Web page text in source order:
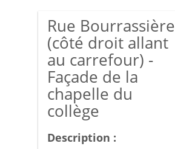
Rue Bourrassière
(côté droit allant
au carrefour) -
Façade de la
chapelle du
collège
Description :